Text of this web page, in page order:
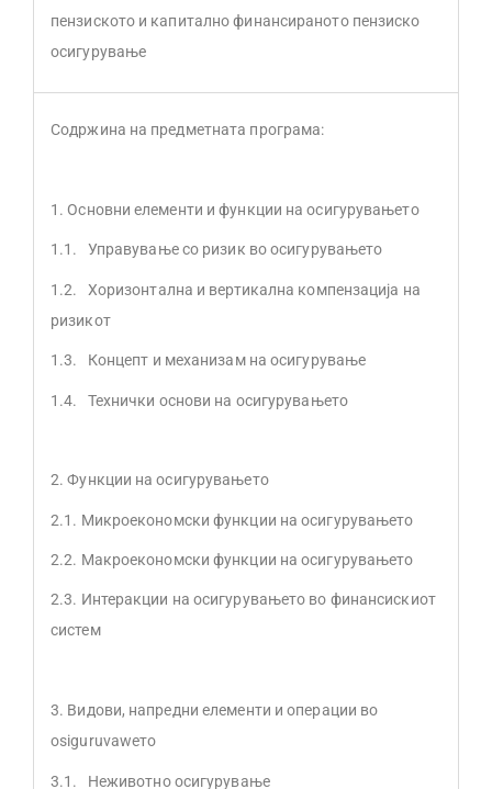
пензиското и капитално финансираното пензиско
осигурување
Содржина на предметната програма:
1. Основни елементи и функции на осигурувањето
1.1. Управување со ризик во осигурувањето
1.2. Хоризонтална и вертикална компензација на
ризикот
1.3. Концепт и механизам на осигурување
1.4. Технички основи на осигурувањето
2. Функции на осигурувањето
2.1. Микроекономски функции на осигурувањето
2.2. Макроекономски функции на осигурувањето
2.3. Интеракции на осигурувањето во финансискиот
систем
3. Видови, напредни елементи и операции во
оsiguruvaweто
3.1. Неживотно осигурување